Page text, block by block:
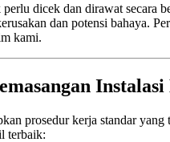
dicek dan dirawat secara
dan potensi bahaya.
kami.
prosedur kerja standar yang
terbaik: